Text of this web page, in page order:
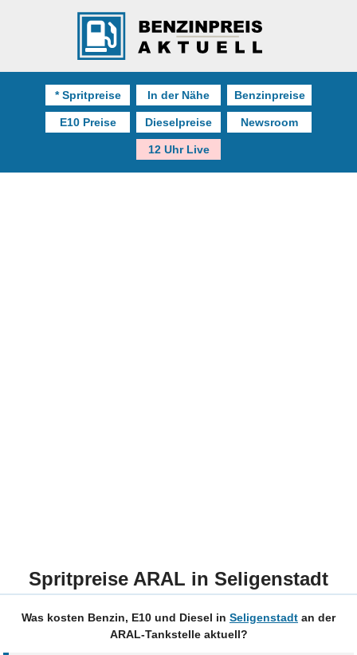
* Spritpreise In der Nähe Benzinpreise
E10 Preise Dieselpreise Newsroom
12 Uhr Live
Spritpreise ARAL in Seligenstadt
Was kosten Benzin, E10 und Diesel in Seligenstadt an der
ARAL-Tankstelle aktuell?